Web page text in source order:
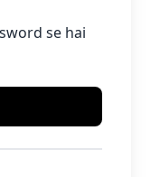
se hai